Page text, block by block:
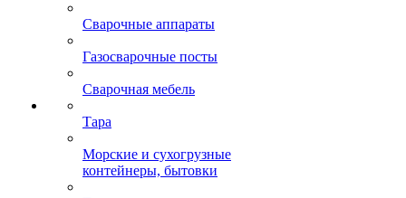
Сварочные аппараты
Газосварочные посты
Сварочная мебель
Тара
Морские и сухогрузные
контейнеры, бытовки